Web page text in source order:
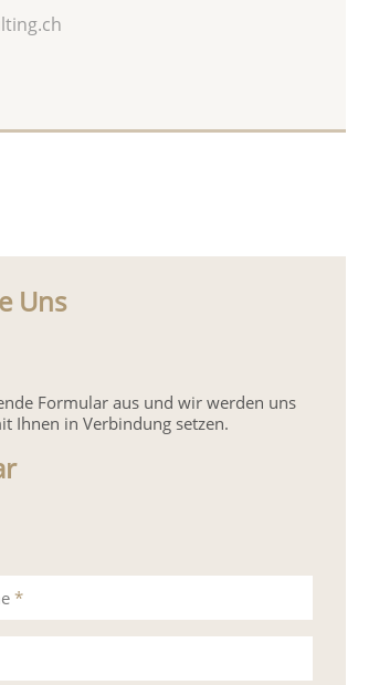
Uns
Formular aus und wir werden uns
Ihnen in Verbindung setzen.
*